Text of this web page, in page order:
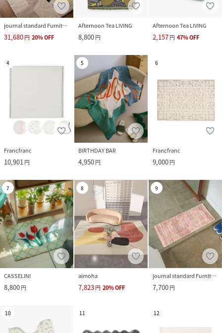
journal standard Furniture
31,680円 20%OFF
Afternoon Tea LIVING
8,800円
Afternoon Tea LIVING
2,157円 47%OFF
4
Francfranc
10,901円
5
BIRTHDAY BAR
4,950円
6
Francfranc
9,000円
7
CASSELINI
8,800円
8
aimoha
7,823円 20%OFF
9
journal standard Furniture
7,700円
10 11 12